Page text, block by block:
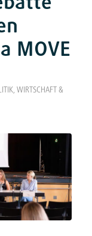
MOVE
WIRTSCHAFT &